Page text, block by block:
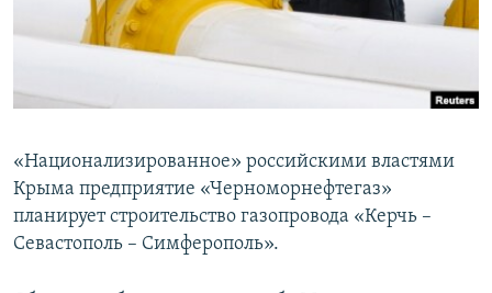
ПОБЕДИТЕЛЕЙ НЕ СУДЯТ?
КРЫМ.НЕПОКОРЕННЫЙ
ELIFBE
ПРИСОЕДИНЯЙТЕСЬ!
Все сайты RFE/RL
«Национализированное» российскими властями
Крыма предприятие «Черноморнефтегаз»
планирует строительство газопровода «Керчь –
Севастополь – Симферополь».